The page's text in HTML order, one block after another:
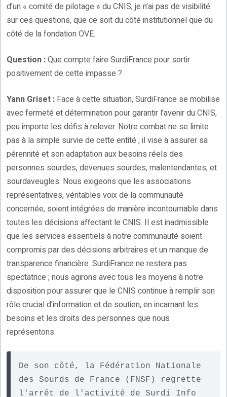
d’un « comité de pilotage » du CNIS, je n’ai pas de visibilité
sur ces questions, que ce soit du côté institutionnel que du
côté de la fondation OVE.
Question :Que compte faire SurdiFrance pour sortir
positivement de cette impasse ?
Yann Griset : Face à cette situation, SurdiFrance se mobilise
avec fermeté et détermination pour garantir l’avenir du CNIS,
peu importe les défis à relever. Notre combat ne se limite
pas à la simple survie de cette entité ; il vise à assurer sa
pérennité et son adaptation aux besoins réels des
personnes sourdes, devenues sourdes, malentendantes, et
sourdaveugles. Nous exigeons que les associations
représentatives, véritables voix de la communauté
concernée, soient intégrées de manière incontournable dans
toutes les décisions affectant le CNIS. Il est inadmissible
que les services essentiels à notre communauté soient
compromis par des décisions arbitraires et un manque de
transparence financière. SurdiFrance ne restera pas
spectatrice ; nous agirons avec tous les moyens à notre
disposition pour assurer que le CNIS continue à remplir son
rôle crucial d’information et de soutien, en incarnant les
besoins et les droits des personnes que nous
représentons.
De son côté, la Fédération Nationale
des Sourds de France (FNSF) regrette
l'arrêt de l'activité de Surdi Info